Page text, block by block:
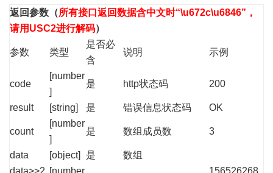
返回参数 （所有接口返回数据含中文时“\u672c\u6846”，
请用USC2进行解码）
参数 类型
是否必
含
说明 示例
code
[number
]
是 http状态码 200
result [string] 是 错误信息状态码 OK
count
[number
]
是 数组成员数 3
data [object] 是
数组
data>>2 [number
156526268